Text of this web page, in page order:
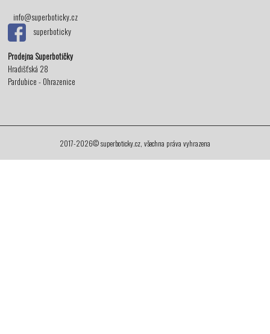
info@superboticky.cz
superboticky
Prodejna Superbotičky
Hradišťská 28
Pardubice - Ohrazenice
2017-2026© superboticky.cz, všechna práva vyhrazena